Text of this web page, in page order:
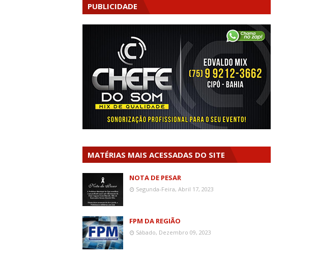
PUBLICIDADE
MATÉRIAS MAIS ACESSADAS DO SITE
NOTA DE PESAR
Segunda-Feira, Abril 17, 2023
FPM DA REGIÃO
Sábado, Dezembro 09, 2023